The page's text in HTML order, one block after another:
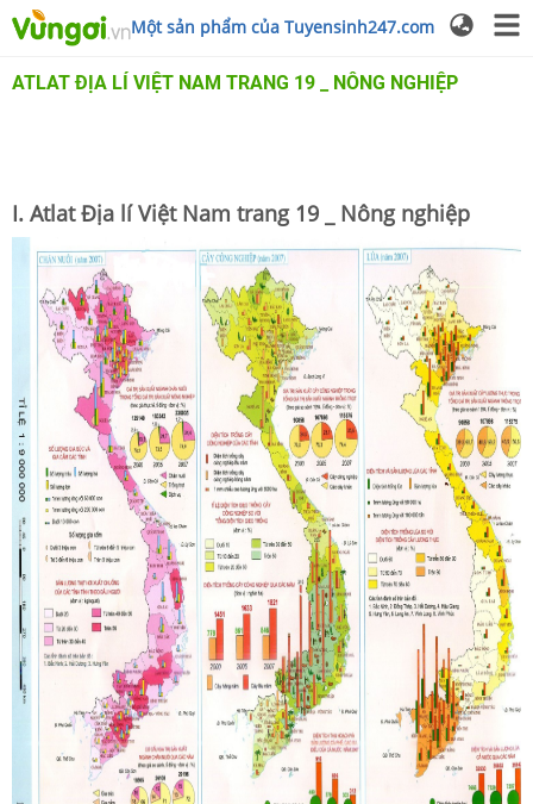
Một sản phẩm của Tuyensinh247.com
ATLAT ĐỊA LÍ VIỆT NAM TRANG 19 _ NÔNG NGHIỆP
I. Atlat Địa lí Việt Nam trang 19 _ Nông nghiệp